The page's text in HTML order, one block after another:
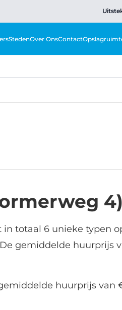
StedenOver OnsContact
4)
totaal 6 unieke typen
gemiddelde huurprijs
huurprijs van